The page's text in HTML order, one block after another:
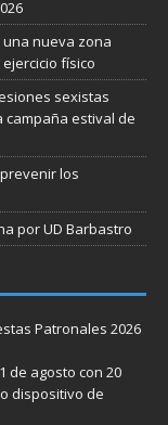
una nueva zona
físico
sexistas
campaña estival de
los
por UD Barbastro
Patronales 2026
de agosto con 20
dispositivo de